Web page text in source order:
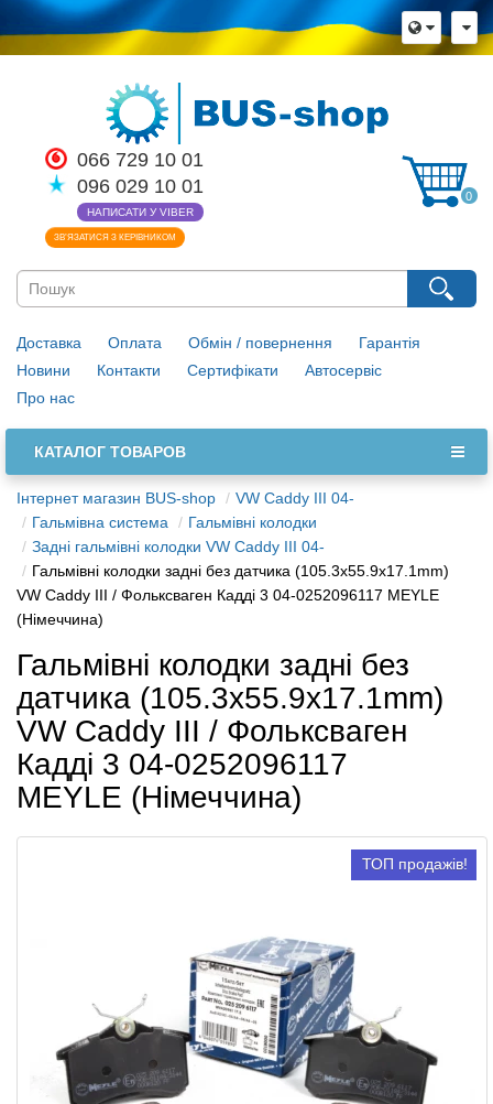
066 729 10 01
096 029 10 01
НАПИСАТИ У VIBER
ЗВ’ЯЗАТИСЯ З КЕРІВНИКОМ
0
Доставка Оплата Обмін / повернення
Гарантія
Новини
Контакти Сертифікати
Автосервіс
Про нас
КАТАЛОГ ТОВАРОВ
Інтернет магазин BUS-shop
VW Caddy III 04-
Гальмівна система
Гальмівні колодки
Задні гальмівні колодки VW Caddy III 04-
Гальмівні колодки задні без датчика (105.3х55.9х17.1mm)
VW Caddy III / Фольксваген Кадді 3 04-0252096117 MEYLE
(Німеччина)
Гальмівні колодки задні без
датчика (105.3х55.9х17.1mm)
VW Caddy III / Фольксваген
Кадді 3 04-0252096117
MEYLE (Німеччина)
ТОП продажів!